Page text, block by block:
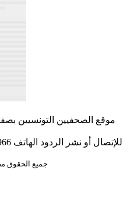
موقع الصحفيين التونسيين
جميع الحقوق